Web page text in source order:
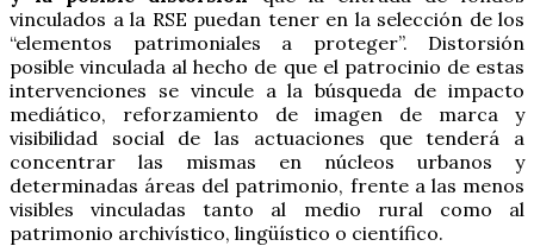
vinculados a la RSE puedan tener en la selección de los
“elementos patrimoniales a proteger”. Distorsión
posible vinculada al hecho de que el patrocinio de estas
intervenciones se vincule a la búsqueda de impacto
mediático, reforzamiento de imagen de marca y
visibilidad social de las actuaciones que tenderá a
concentrar las mismas en núcleos urbanos y
determinadas áreas del patrimonio, frente a las menos
visibles vinculadas tanto al medio rural como al
patrimonio archivístico, lingüístico o científico.